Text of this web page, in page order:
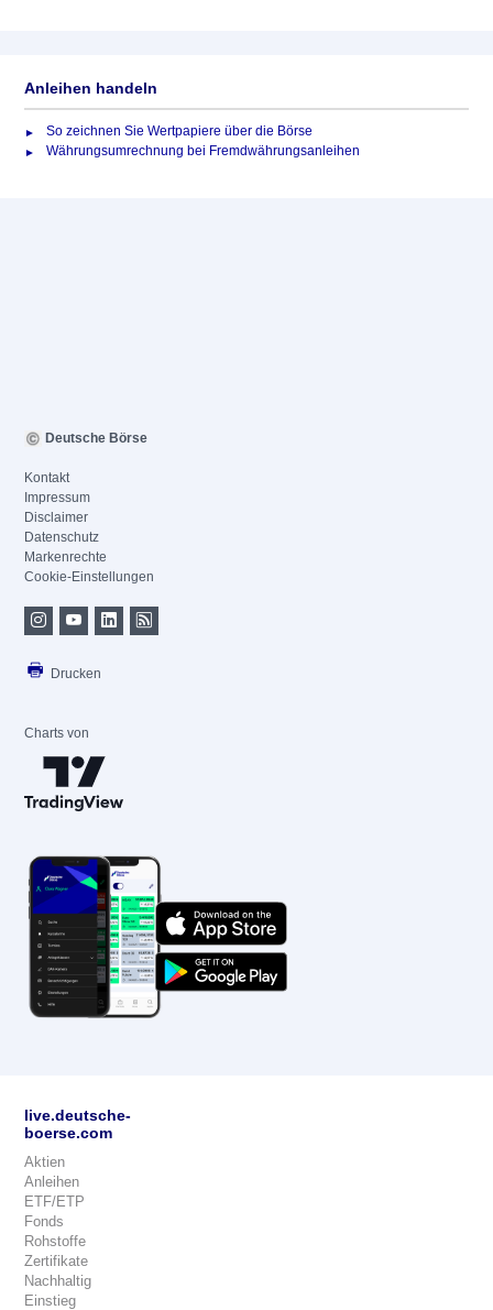
Anleihen handeln
So zeichnen Sie Wertpapiere über die Börse
Währungsumrechnung bei Fremdwährungsanleihen
Deutsche Börse
Kontakt
Impressum
Disclaimer
Datenschutz
Markenrechte
Cookie-Einstellungen
Drucken
Charts von
live.deutsche-
boerse.com
Aktien
Anleihen
ETF/ETP
Fonds
Rohstoffe
Zertifikate
Nachhaltig
Einstieg